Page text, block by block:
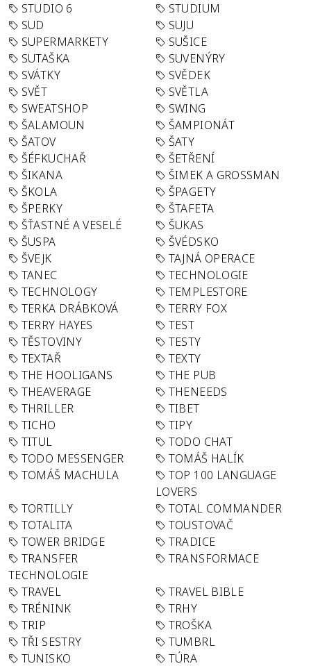
STUDIO 6
STUDIUM
SUD
SUJU
SUPERMARKETY
SUŠICE
SUTAŠKA
SUVENÝRY
SVÁTKY
SVĚDEK
SVĚT
SVĚTLA
SWEATSHOP
SWING
ŠALAMOUN
ŠAMPIONÁT
ŠATOV
ŠATY
ŠÉFKUCHAŘ
ŠETŘENÍ
ŠIKANA
ŠIMEK A GROSSMAN
ŠKOLA
ŠPAGETY
ŠPERKY
ŠTAFETA
ŠŤASTNÉ A VESELÉ
ŠUKAS
ŠUSPA
ŠVÉDSKO
ŠVEJK
TAJNÁ OPERACE
TANEC
TECHNOLOGIE
TECHNOLOGY
TEMPLESTORE
TERKA DRÁBKOVÁ
TERRY FOX
TERRY HAYES
TEST
TĚSTOVINY
TESTY
TEXTAŘ
TEXTY
THE HOOLIGANS
THE PUB
THEAVERAGE
THENEEDS
THRILLER
TIBET
TICHO
TIPY
TITUL
TODO CHAT
TODO MESSENGER
TOMÁŠ HALÍK
TOMÁŠ MACHULA
TOP 100 LANGUAGE
LOVERS
TORTILLY
TOTAL COMMANDER
TOTALITA
TOUSTOVAČ
TOWER BRIDGE
TRADICE
TRANSFER
TECHNOLOGIE
TRANSFORMACE
TRAVEL
TRAVEL BIBLE
TRÉNINK
TRHY
TRIP
TROŠKA
TŘI SESTRY
TUMBRL
TUNISKO
TÚRA